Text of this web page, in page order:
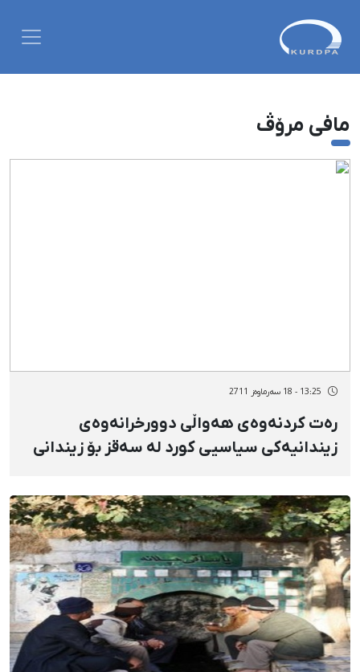
مافی مرۆڤ
13:25 - 18 سەرماوەز 2711
رەت كردنەوەی هەواڵی دوورخرانەوەی
زیندانیەكی سیاسیی كورد لە سەقز بۆ زیندانی